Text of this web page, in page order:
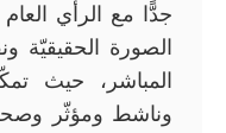
جدًّا مع الرأي
الصورة الحقيقيّة